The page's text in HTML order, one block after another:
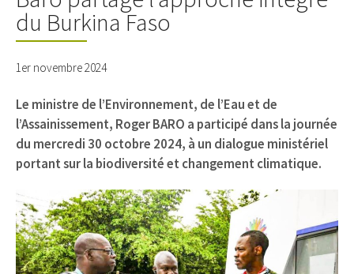
du Burkina Faso
1er novembre 2024
Le ministre de l’Environnement, de l’Eau et de
l’Assainissement, Roger BARO a participé dans la journée
du mercredi 30 octobre 2024, à un dialogue ministériel
portant sur la biodiversité et changement climatique.